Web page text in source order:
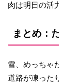
肉は明日の活
まとめ：
雪、めっちゃ
道路が凍った